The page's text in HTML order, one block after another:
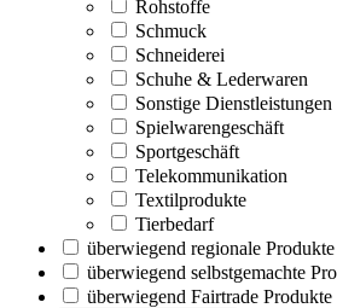
Rohstoffe
Schmuck
Schneiderei
Schuhe & Lederwaren
Sonstige Dienstleistungen
Spielwarengeschäft
Sportgeschäft
Telekommunikation
Textilprodukte
Tierbedarf
überwiegend regionale Produkte
überwiegend selbstgemachte
überwiegend Fairtrade Produkte